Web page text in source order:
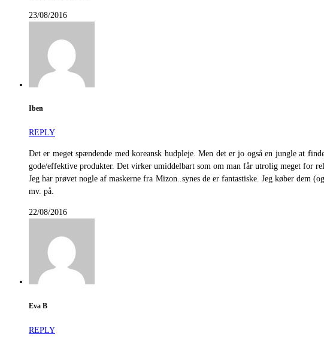
23/08/2016
Iben
REPLY
Det er meget spændende med koreansk hudpleje. Men det er jo også en jungle at
gode/effektive produkter. Det virker umiddelbart som om man får utrolig meget for
Jeg har prøvet nogle af maskerne fra Mizon..synes de er fantastiske. Jeg køber
mv. på.
22/08/2016
Eva B
REPLY